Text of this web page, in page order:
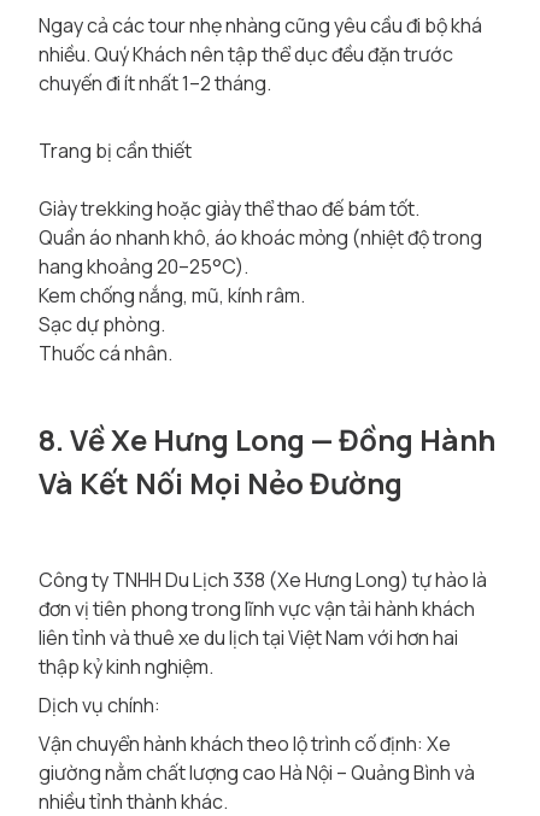
Ngay cả các tour nhẹ nhàng cũng yêu cầu đi bộ khá
nhiều. Quý Khách nên tập thể dục đều đặn trước
chuyến đi ít nhất 1–2 tháng.
Trang bị cần thiết
Giày trekking hoặc giày thể thao đế bám tốt.
Quần áo nhanh khô, áo khoác mỏng (nhiệt độ trong
hang khoảng 20–25°C).
Kem chống nắng, mũ, kính râm.
Sạc dự phòng.
Thuốc cá nhân.
8. Về Xe Hưng Long — Đồng Hành
Và Kết Nối Mọi Nẻo Đường
Công ty TNHH Du Lịch 338 (Xe Hưng Long) tự hào là
đơn vị tiên phong trong lĩnh vực vận tải hành khách
liên tỉnh và thuê xe du lịch tại Việt Nam với hơn hai
thập kỷ kinh nghiệm.
Dịch vụ chính:
Vận chuyển hành khách theo lộ trình cố định: Xe
giường nằm chất lượng cao Hà Nội – Quảng Bình và
nhiều tỉnh thành khác.